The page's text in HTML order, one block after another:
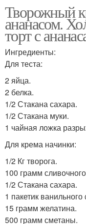
Творожный
ананасом.
торт с
Ингредиенты:
Для теста:
2 яйца.
2 белка.
1/2 Стакана сахара.
1/2 Стакана муки.
1 чайная ложка
Для крема начинки:
1/2 Кг творога.
100 грамм
1/2 Стакана сахара.
1 пакетик ванильного
15 грамм желатина.
500 грамм сметаны.